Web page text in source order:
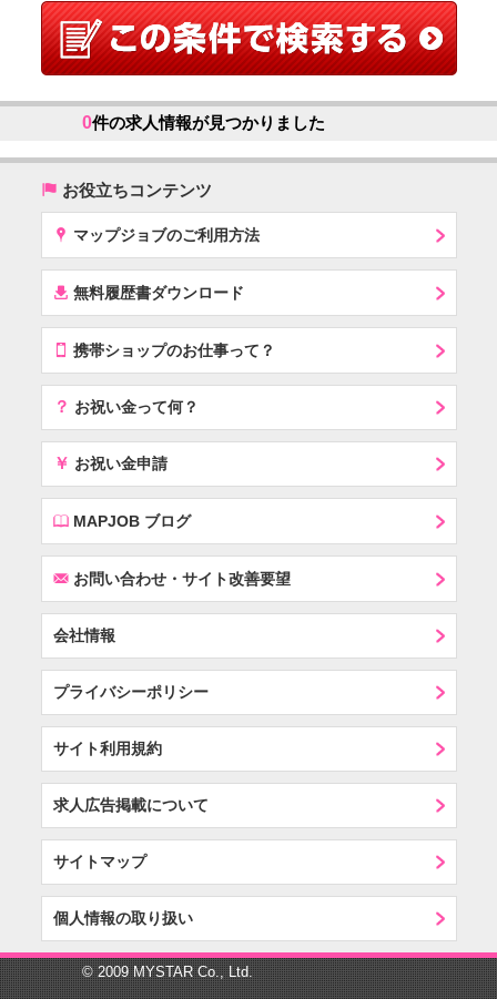
0件の求人情報が見つかりました
( お役立ちコンテンツ
x マップジョブのご利用方法
í 無料履歴書ダウンロード
T 携帯ショップのお仕事って？
？ お祝い金って何？
￥ お祝い金申請
EMAPJOB ブログ
Fお問い合わせ・サイト改善要望
会社情報
プライバシーポリシー
サイト利用規約
求人広告掲載について
サイトマップ
個人情報の取り扱い
© 2009 MYSTAR Co., Ltd.